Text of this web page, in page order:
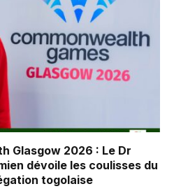
Glasgow 2026 : Le Dr
dévoile les coulisses du
togolaise